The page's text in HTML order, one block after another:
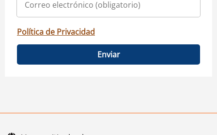
Política de Privacidad
Enviar